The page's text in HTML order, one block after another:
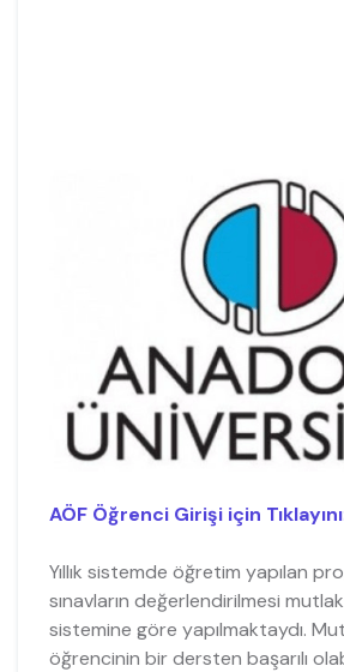
AÖF Öğrenci Girişi için
Yıllık sistemde öğretim yapılan
sınavların değerlendirilmesi
sistemine göre yapılmaktaydı.
öğrencinin bir dersten başarılı